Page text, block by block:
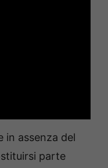
in assenza del
parte